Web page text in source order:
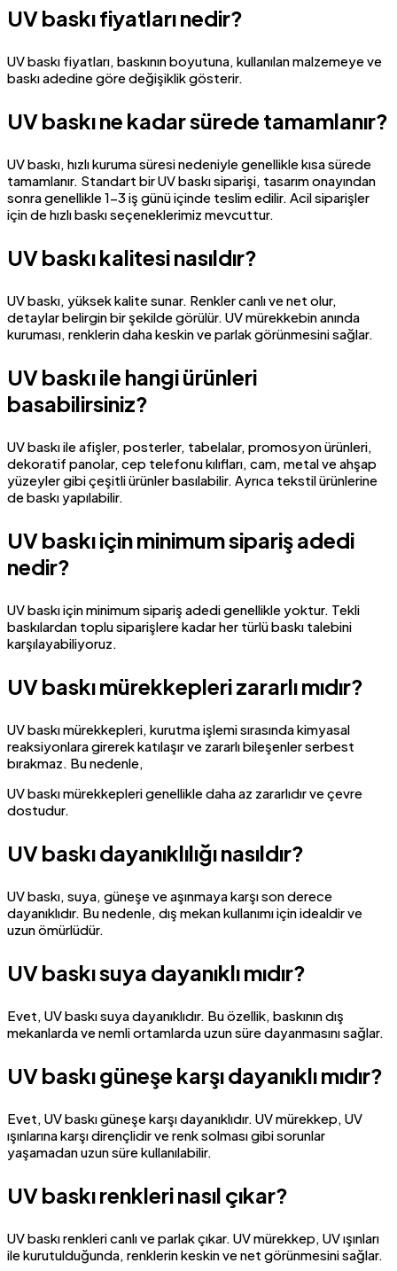
UV baskı fiyatları nedir?
UV baskı fiyatları, baskının boyutuna, kullanılan malzemeye ve
baskı adedine göre değişiklik gösterir.
UV baskı ne kadar sürede tamamlanır?
UV baskı, hızlı kuruma süresi nedeniyle genellikle kısa sürede
tamamlanır. Standart bir UV baskı siparişi, tasarım onayından
sonra genellikle 1-3 iş günü içinde teslim edilir. Acil siparişler
için de hızlı baskı seçeneklerimiz mevcuttur.
UV baskı kalitesi nasıldır?
UV baskı, yüksek kalite sunar. Renkler canlı ve net olur,
detaylar belirgin bir şekilde görülür. UV mürekkebin anında
kuruması, renklerin daha keskin ve parlak görünmesini sağlar.
UV baskı ile hangi ürünleri
basabilirsiniz?
UV baskı ile afişler, posterler, tabelalar, promosyon ürünleri,
dekoratif panolar, cep telefonu kılıfları, cam, metal ve ahşap
yüzeyler gibi çeşitli ürünler basılabilir. Ayrıca tekstil ürünlerine
de baskı yapılabilir.
UV baskı için minimum sipariş adedi
nedir?
UV baskı için minimum sipariş adedi genellikle yoktur. Tekli
baskılardan toplu siparişlere kadar her türlü baskı talebini
karşılayabiliyoruz.
UV baskı mürekkepleri zararlı mıdır?
UV baskı mürekkepleri, kurutma işlemi sırasında kimyasal
reaksiyonlara girerek katılaşır ve zararlı bileşenler serbest
bırakmaz. Bu nedenle,
UV baskı mürekkepleri genellikle daha az zararlıdır ve çevre
dostudur.
UV baskı dayanıklılığı nasıldır?
UV baskı, suya, güneşe ve aşınmaya karşı son derece
dayanıklıdır. Bu nedenle, dış mekan kullanımı için idealdir ve
uzun ömürlüdür.
UV baskı suya dayanıklı mıdır?
Evet, UV baskı suya dayanıklıdır. Bu özellik, baskının dış
mekanlarda ve nemli ortamlarda uzun süre dayanmasını sağlar.
UV baskı güneşe karşı dayanıklı mıdır?
Evet, UV baskı güneşe karşı dayanıklıdır. UV mürekkep, UV
ışınlarına karşı dirençlidir ve renk solması gibi sorunlar
yaşamadan uzun süre kullanılabilir.
UV baskı renkleri nasıl çıkar?
UV baskı renkleri canlı ve parlak çıkar. UV mürekkep, UV ışınları
ile kurutulduğunda, renklerin keskin ve net görünmesini sağlar.